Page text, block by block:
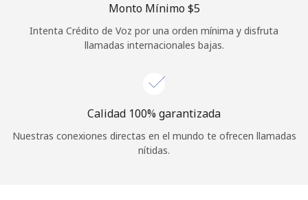
Monto Mínimo ⁦$5⁩
Intenta Crédito de Voz por una orden mínima y disfruta
llamadas internacionales bajas.
Calidad 100% garantizada
Nuestras conexiones directas en el mundo te ofrecen llamadas
nítidas.